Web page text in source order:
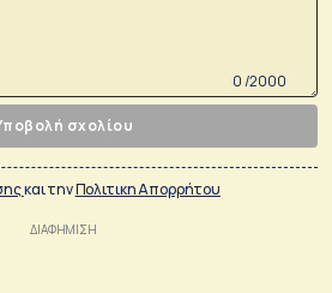
0 /2000
σχολίου
και τηνΠολιτικη Απορρήτου